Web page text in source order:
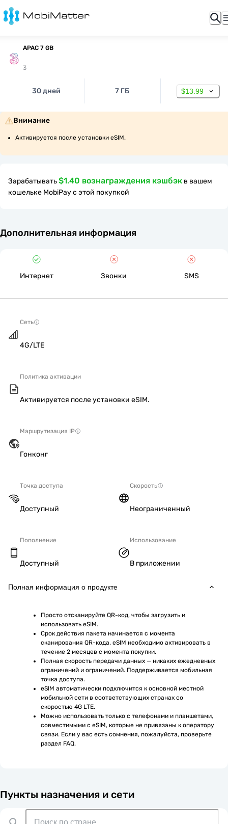
APAC 7 GB
3
30 дней 7 ГБ $13.99
Внимание
Активируется после установки eSIM.
Зарабатывать$1.40 вознаграждения кэшбэк в вашем
кошельке MobiPay с этой покупкой
Дополнительная информация
Интернет Звонки SMS
Сеть
4G/LTE
Политика активации
Активируется после установки eSIM.
Маршрутизация IP
Гонконг
Точка доступа
Доступный
Скорость
Неограниченный
Пополнение
Доступный
Использование
В приложении
Полная информация о продукте
Просто отсканируйте QR-код, чтобы загрузить и
использовать eSIM.
Срок действия пакета начинается с момента
сканирования QR-кода. eSIM необходимо активировать в
течение 2 месяцев с момента покупки.
Полная скорость передачи данных — никаких ежедневных
ограничений и ограничений. Поддерживается мобильная
точка доступа.
eSIM автоматически подключится к основной местной
мобильной сети в соответствующих странах со
скоростью 4G LTE.
Можно использовать только с телефонами и планшетами,
совместимыми с eSIM, которые не привязаны к оператору
связи. Если у вас есть сомнения, пожалуйста, проверьте
раздел FAQ.
Пункты назначения и сети